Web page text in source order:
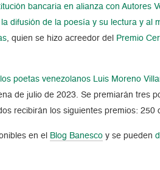
bancaria en alianza con Autores
difusión de la poesía y su lectura y al
, quien se hizo acreedor del Premio
poetas venezolanos Luis Moreno
de julio de 2023. Se premiarán tres
recibirán los siguientes premios:
en el Blog Banesco y se pueden